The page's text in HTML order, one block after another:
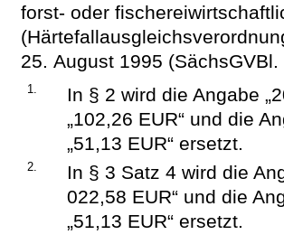
forst- oder
25. August 1995
1.
In § 2 wird die Angabe
„102,26 EUR“ und die
„51,13 EUR“ ersetzt.
2.
In § 3 Satz 4 wird die
022,58 EUR“ und die
„51,13 EUR“ ersetzt.